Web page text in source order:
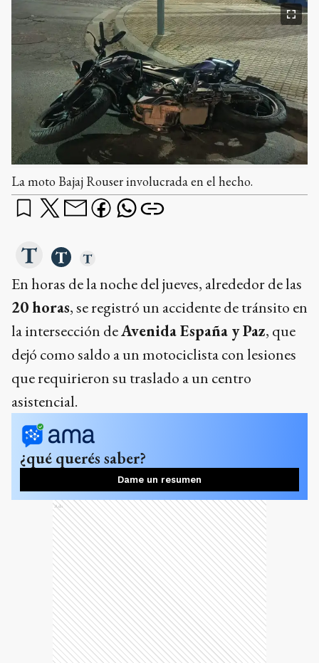
La moto Bajaj Rouser involucrada en el hecho.
En horas de la noche del jueves, alrededor de las
20 horas, se registró un accidente de tránsito en
la intersección deAvenida España y Paz, que
dejó como saldo a un motociclista con lesiones
que requirieron su traslado a un centro
asistencial.
¿qué querés saber?
Dame un resumen
Ads